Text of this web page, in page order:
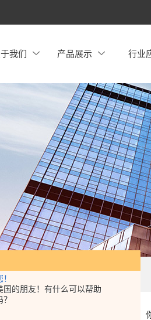
国的朋友！有什么可以帮助
我们 产品展示 行业